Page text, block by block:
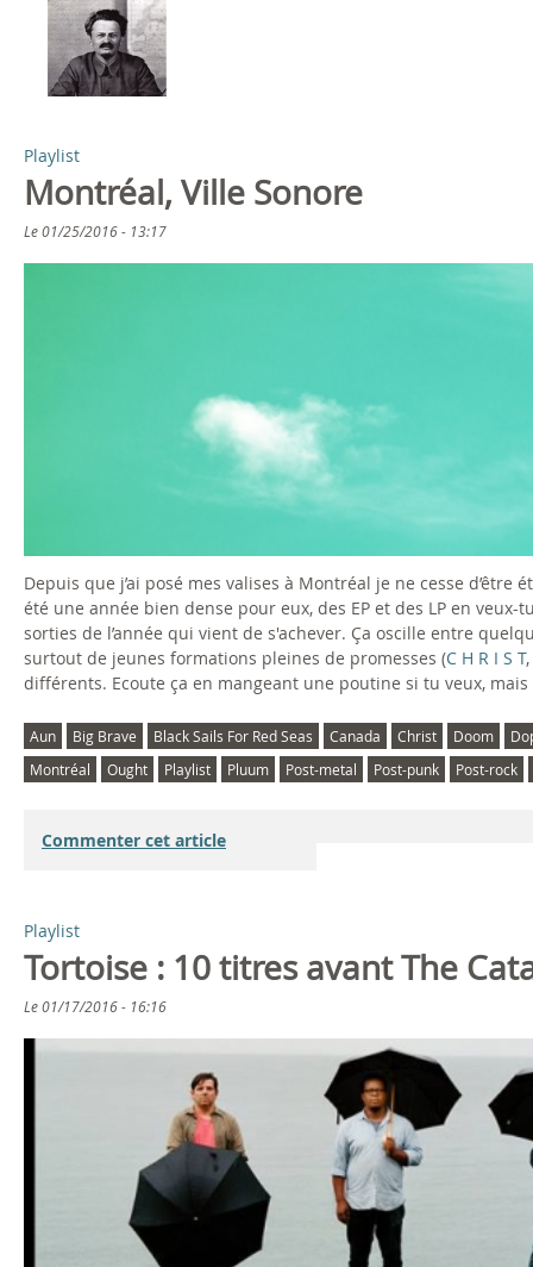
e
s
i
Playlist
Montréal, Ville Sonore
Le01/25/2016 - 13:17
Depuis que j’ai posé mes valises à Montréal je ne cesse
été une année bien dense pour eux, des EP et des LP en
sorties de l’année qui vient de s'achever. Ça oscille entre
surtout de jeunes formations pleines de promesses (C H R I S T,
différents. Ecoute ça en mangeant une poutine si tu veux,
Aun Big Brave Black Sails For Red Seas Canada Christ Doom
Montréal
Ought Playlist Pluum Post-metal Post-punk Post-rock
Commenter cet article
Playlist
Tortoise : 10 titres avant The
Le01/17/2016 - 16:16
e
s